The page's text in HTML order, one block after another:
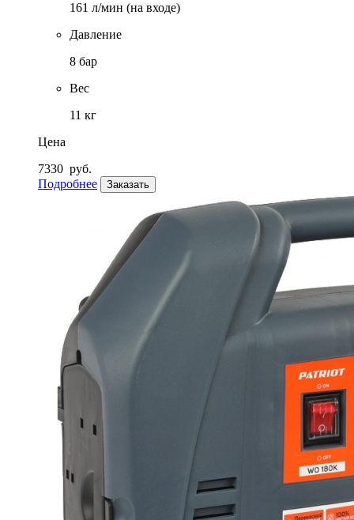
161 л/мин (на входе)
Давление
8 бар
Вес
11 кг
Цена
7330 руб.
Подробнее
Заказать